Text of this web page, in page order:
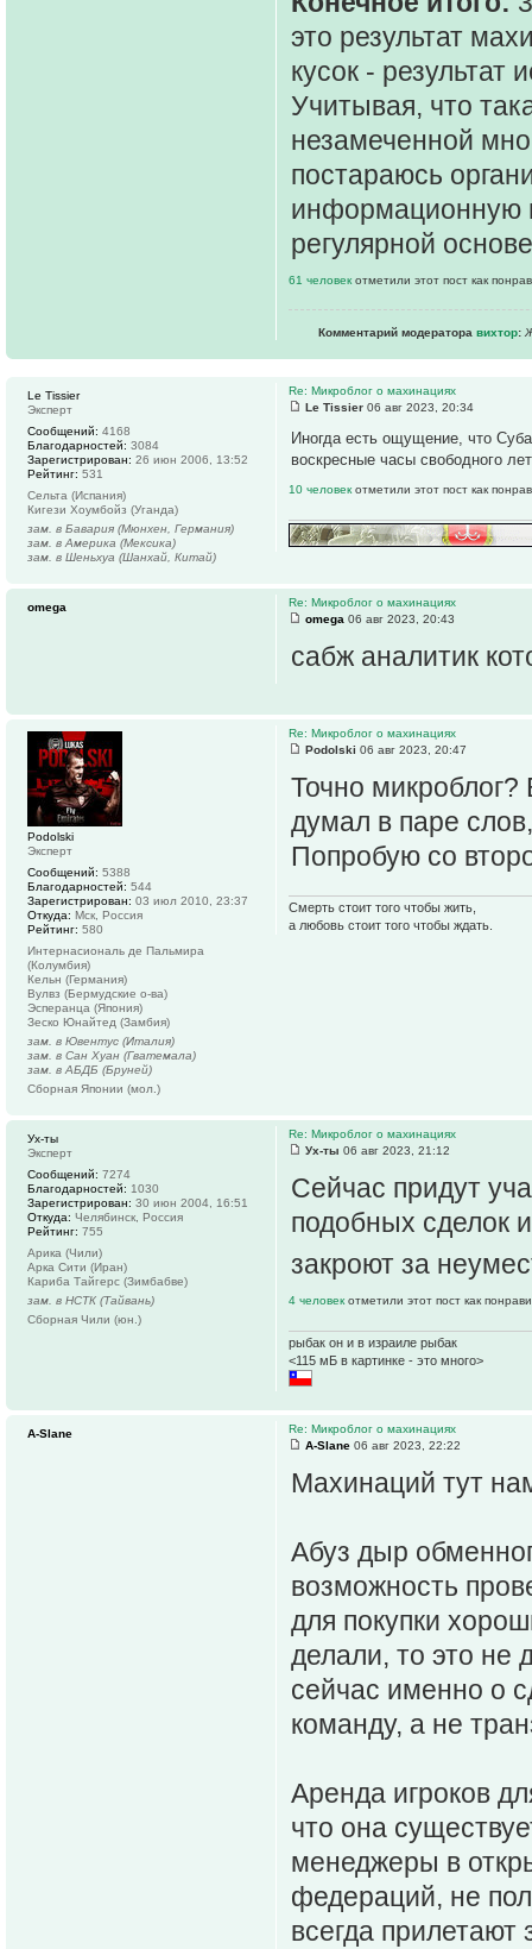
это результат
кусок - результат
Учитывая, что
незамеченной
постараюсь
информационную
регулярной
61 человек отметили этот пост как
Комментарий модератора вихтор:
Re: Микроблог о махинациях
Le Tissier 06 авг 2023, 20:34
Иногда есть ощущение, что
воскресные часы свободного
10 человек отметили этот пост как
Le Tissier
Эксперт
Сообщений: 4168
Благодарностей: 3084
Зарегистрирован: 26 июн 2006, 13:52
Рейтинг: 531
Сельта (Испания)
Кигези Хоумбойз (Уганда)
зам. в Бавария (Мюнхен, Германия)
зам. в Америка (Мексика)
зам. в Шеньхуа (Шанхай, Китай)
Re: Микроблог о махинациях
omega 06 авг 2023, 20:43
сабж аналитик
omega
Re: Микроблог о махинациях
Podolski 06 авг 2023, 20:47
Точно
думал в паре
Попробую со
Смерть стоит того чтобы жить,
а любовь стоит того чтобы ждать.
Podolski
Эксперт
Сообщений: 5388
Благодарностей: 544
Зарегистрирован: 03 июл 2010, 23:37
Откуда: Мск, Россия
Рейтинг: 580
Интернасиональ де Пальмира
(Колумбия)
Кельн (Германия)
Вулвз (Бермудские о-ва)
Эсперанца (Япония)
Зеско Юнайтед (Замбия)
зам. в Ювентус (Италия)
зам. в Сан Хуан (Гватемала)
зам. в АБДБ (Бруней)
Сборная Японии (мол.)
Re: Микроблог о махинациях
Ух-ты 06 авг 2023, 21:12
Сейчас придут
подобных сделок
закроют за
4 человек отметили этот пост как
рыбак он и в израиле рыбак
<115 мБ в картинке - это много>
Ух-ты
Эксперт
Сообщений: 7274
Благодарностей: 1030
Зарегистрирован: 30 июн 2004, 16:51
Откуда: Челябинск, Россия
Рейтинг: 755
Арика (Чили)
Арка Сити (Иран)
Кариба Тайгерс (Зимбабве)
зам. в НСТК (Тайвань)
Сборная Чили (юн.)
Re: Микроблог о махинациях
A-Slane 06 авг 2023, 22:22
Махинаций тут
Абуз дыр
возможность
для покупки
делали, то это не
сейчас именно о
команду, а не
Аренда игроков
что она
менеджеры в
федераций, не
всегда
A-Slane